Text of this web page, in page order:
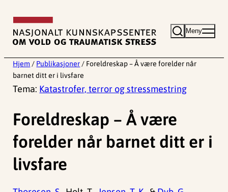
innhold
Meny
Hjem / Publikasjoner / Foreldreskap – Å være forelder når
barnet ditt er i livsfare
Tema: Katastrofer, terror og stressmestring
Foreldreskap – Å være
forelder når barnet ditt er i
livsfare